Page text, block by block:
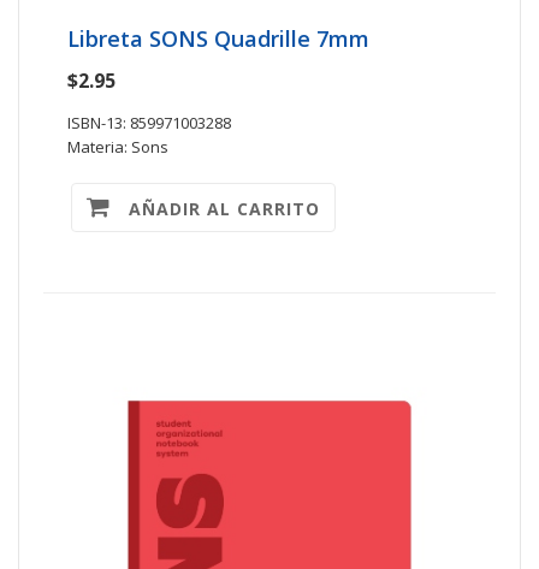
Libreta SONS Quadrille 7mm
$2.95
ISBN-13: 859971003288
Materia: Sons
AÑADIR AL CARRITO